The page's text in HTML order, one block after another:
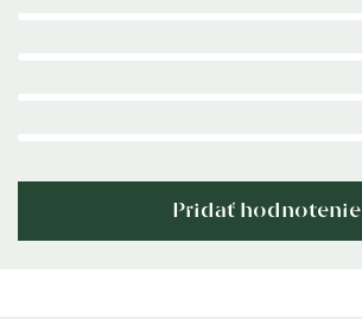
Pridať hodnotenie